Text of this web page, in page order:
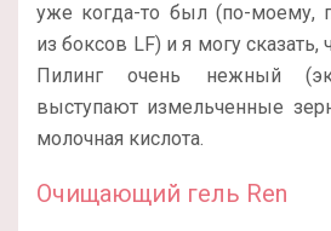
уже когда-то был (по-моему,
из боксов LF) и я могу сказать,
Пилинг очень нежный
выступают измельченные
молочная кислота.
Очищающий гель Ren